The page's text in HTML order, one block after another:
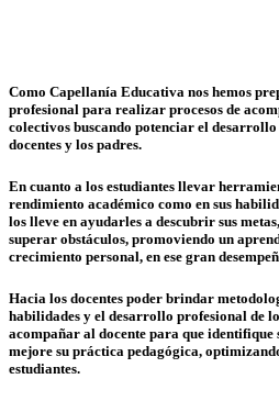
Como Capellanía Educativa nos hemos
profesional para realizar procesos de
colectivos buscando potenciar el
docentes y los padres.
En cuanto a los estudiantes llevar
rendimiento académico como en sus
los lleve en ayudarles a descubrir sus
superar obstáculos, promoviendo un
crecimiento personal, en ese gran
Hacia los docentes poder brindar
habilidades y el desarrollo profesional de
acompañar al docente para que identifique
mejore su práctica pedagógica,
estudiantes.